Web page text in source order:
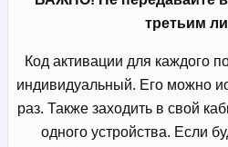
третьим
Код активации для каждого
индивидуальный. Его можно
раз. Также заходить в свой
одного устройства. Если